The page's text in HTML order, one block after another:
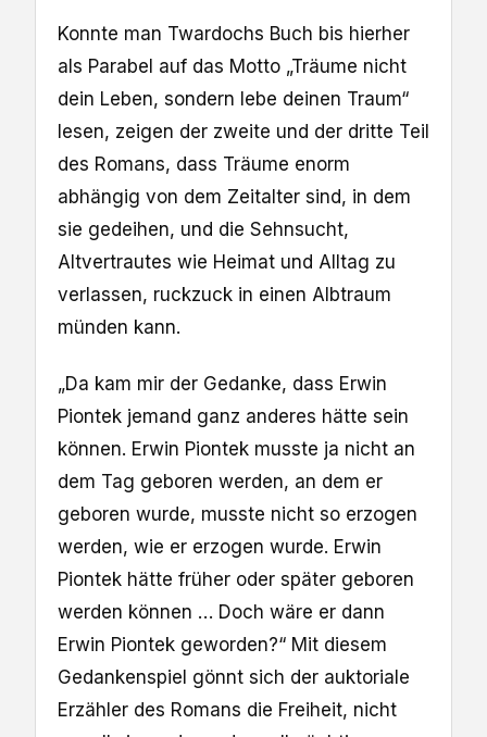
Konnte man Twardochs Buch bis hierher
als Parabel auf das Motto „Träume nicht
dein Leben, sondern lebe deinen Traum“
lesen, zeigen der zweite und der dritte Teil
des Romans, dass Träume enorm
abhängig von dem Zeitalter sind, in dem
sie gedeihen, und die Sehnsucht,
Altvertrautes wie Heimat und Alltag zu
verlassen, ruckzuck in einen Albtraum
münden kann.
„Da kam mir der Gedanke, dass Erwin
Piontek jemand ganz anderes hätte sein
können. Erwin Piontek musste ja nicht an
dem Tag geboren werden, an dem er
geboren wurde, musste nicht so erzogen
werden, wie er erzogen wurde. Erwin
Piontek hätte früher oder später geboren
werden können … Doch wäre er dann
Erwin Piontek geworden?“ Mit diesem
Gedankenspiel gönnt sich der auktoriale
Erzähler des Romans die Freiheit, nicht